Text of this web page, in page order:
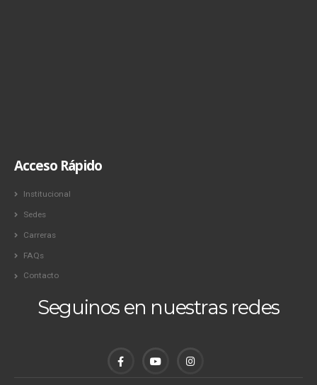
Acceso Rápido
Institucional
Sedes
Carreras
FAQs
Contacto
Seguinos en nuestras redes